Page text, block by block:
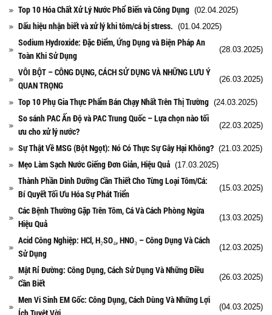
Top 10 Hóa Chất Xử Lý Nước Phổ Biến và Công Dụng (02.04.2025)
Dấu hiệu nhận biết và xử lý khi tôm/cá bị stress. (01.04.2025)
Sodium Hydroxide: Đặc Điểm, Ứng Dụng và Biện Pháp An
Toàn Khi Sử Dụng
(28.03.2025)
VÔI BỘT – CÔNG DỤNG, CÁCH SỬ DỤNG VÀ NHỮNG LƯU Ý
QUAN TRỌNG
(26.03.2025)
Top 10 Phụ Gia Thực Phẩm Bán Chạy Nhất Trên Thị Trường (24.03.2025)
So sánh PAC Ấn Độ và PAC Trung Quốc – Lựa chọn nào tối
ưu cho xử lý nước?
(22.03.2025)
Sự Thật Về MSG (Bột Ngọt): Nó Có Thực Sự Gây Hại Không? (21.03.2025)
Mẹo Làm Sạch Nước Giếng Đơn Giản, Hiệu Quả (17.03.2025)
Thành Phần Dinh Dưỡng Cần Thiết Cho Từng Loại Tôm/Cá:
Bí Quyết Tối Ưu Hóa Sự Phát Triển
(15.03.2025)
Các Bệnh Thường Gặp Trên Tôm, Cá Và Cách Phòng Ngừa
Hiệu Quả
(13.03.2025)
Acid Công Nghiệp: HCl, H₂SO₄, HNO₃ – Công Dụng Và Cách
Sử Dụng
(12.03.2025)
Mật Rỉ Đường: Công Dụng, Cách Sử Dụng Và Những Điều
Cần Biết
(26.03.2025)
Men Vi Sinh EM Gốc: Công Dụng, Cách Dùng Và Những Lợi
(04.03.2025)